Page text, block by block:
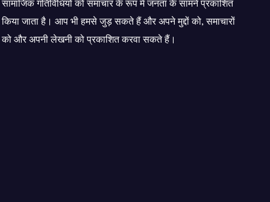
सामाजिक गतिविधियों को समाचार के रूप में जनता के सामने प्रकाशित
किया जाता है। आप भी हमसे जुड़ सकते हैं और अपने मुद्दों को, समाचारों
को और अपनी लेखनी को प्रकाशित करवा सकते हैं।